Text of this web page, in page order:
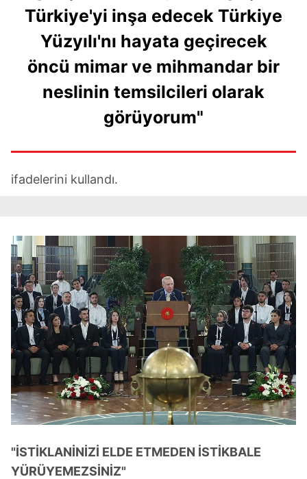
Türkiye'yi inşa edecek Türkiye
Yüzyılı'nı hayata geçirecek
öncü mimar ve mihmandar bir
neslinin temsilcileri olarak
görüyorum"
ifadelerini kullandı.
"İSTİKLANİNİZİ ELDE ETMEDEN İSTİKBALE
YÜRÜYEMEZSİNİZ"